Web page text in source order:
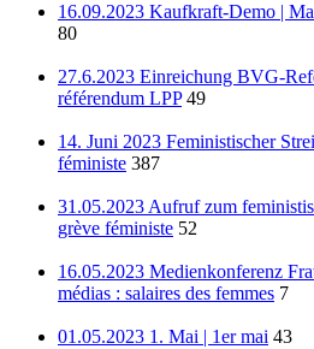
16.09.2023 Kaufkraft-Demo |
80
27.6.2023 Einreichung BVG-
référendum LPP 49
14. Juni 2023 Feministischer
féministe 387
31.05.2023 Aufruf zum
grève féministe 52
16.05.2023 Medienkonferenz
médias : salaires des femmes 7
01.05.2023 1. Mai | 1er mai 43